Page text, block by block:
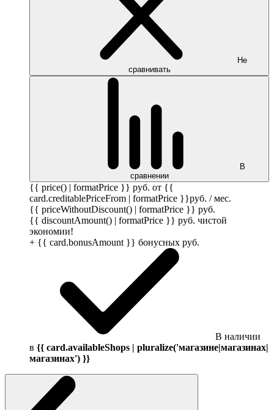
Не
сравнивать
В
сравнении
{{ price() | formatPrice }} руб. от {{
card.creditablePriceFrom | formatPrice }}руб. / мес.
{{ priceWithoutDiscount() | formatPrice }} руб.
{{ discountAmount() | formatPrice }} руб. чистой
экономии!
+ {{ card.bonusAmount }} бонусных руб.
В наличии
в {{ card.availableShops | pluralize('магазине|магазинах|
магазинах') }}